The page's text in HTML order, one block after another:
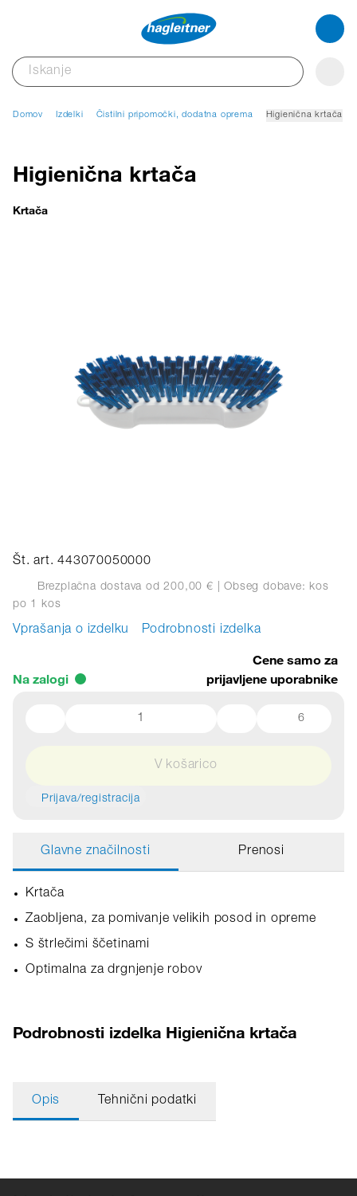
Domov Izdelki Čistilni pripomočki, dodatna oprema Higienična krtača
Higienična krtača
Krtača
Št. art. 443070050000
Brezplačna dostava od 200,00 € | Obseg dobave: kos
po 1 kos
Vprašanja o izdelku Podrobnosti izdelka
Na zalogi
Cene samo za
prijavljene uporabnike
6
V košarico
Prijava/registracija
Glavne značilnosti Prenosi
Krtača
Zaobljena, za pomivanje velikih posod in opreme
S štrlečimi ščetinami
Optimalna za drgnjenje robov
Podrobnosti izdelka Higienična krtača
Opis Tehnični podatki